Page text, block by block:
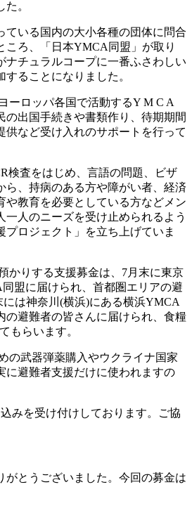
。
ている国内の大小各種の団体に問合
ころ、「日本YMCA同盟」が取り
ナチュラルコープに一番ふさわしい
ることになりました。
ーロッパ各国で活動するY M C A
の出国手続きや書類作り、待期期間
供など受け入れのサポートを行って
検査をはじめ、言語の問題、ビザ
ら、持病のある方や障がい者、経済
や教育を必要としている方などメン
一人のニーズを受け止められるよう
プロジェクト」を立ち上げていま
かりする支援募金は、7月末に東京
盟に届けられ、首都圏エリアの避
は神奈川(横浜)にある横浜YMCA
の避難者の皆さんに届けられ、食糧
もらいます。
の武器弾薬購入やウクライナ国家
に避難者支援だけに使われますの
みを受け付けしております。ご協
がとうございました。今回の募金は